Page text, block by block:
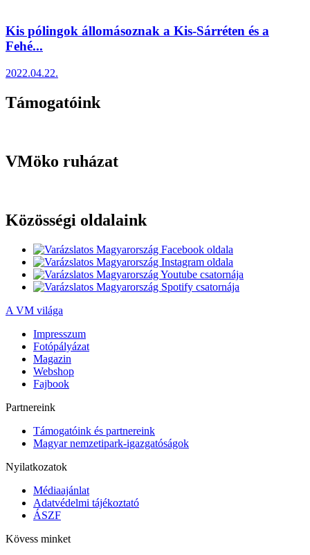
Kis pólingok állomásoznak a Kis-Sárréten és a
Fehé...
2022.04.22.
Támogatóink
VMöko ruházat
Közösségi oldalaink
A VM világa
Impresszum
Fotópályázat
Magazin
Webshop
Fajbook
Partnereink
Támogatóink és partnereink
Magyar nemzetipark-igazgatóságok
Nyilatkozatok
Médiaajánlat
Adatvédelmi tájékoztató
ÁSZF
Kövess minket